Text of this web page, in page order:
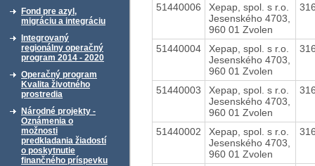
Fond pre azyl,
migráciu a integráciu
Integrovaný
regionálny operačný
program 2014 - 2020
Operačný program
Kvalita životného
prostredia
Národné projekty -
Oznámenia o
možnosti
predkladania žiadostí
o poskytnutie
finančného príspevku
51440006
Xepap, spol. s r.o.
Jesenského 4703,
960 01 Zvolen
51440004
Xepap, spol. s r.o.
Jesenského 4703,
960 01 Zvolen
51440003
Xepap, spol. s r.o.
Jesenského 4703,
960 01 Zvolen
51440002
Xepap, spol. s r.o.
Jesenského 4703,
960 01 Zvolen